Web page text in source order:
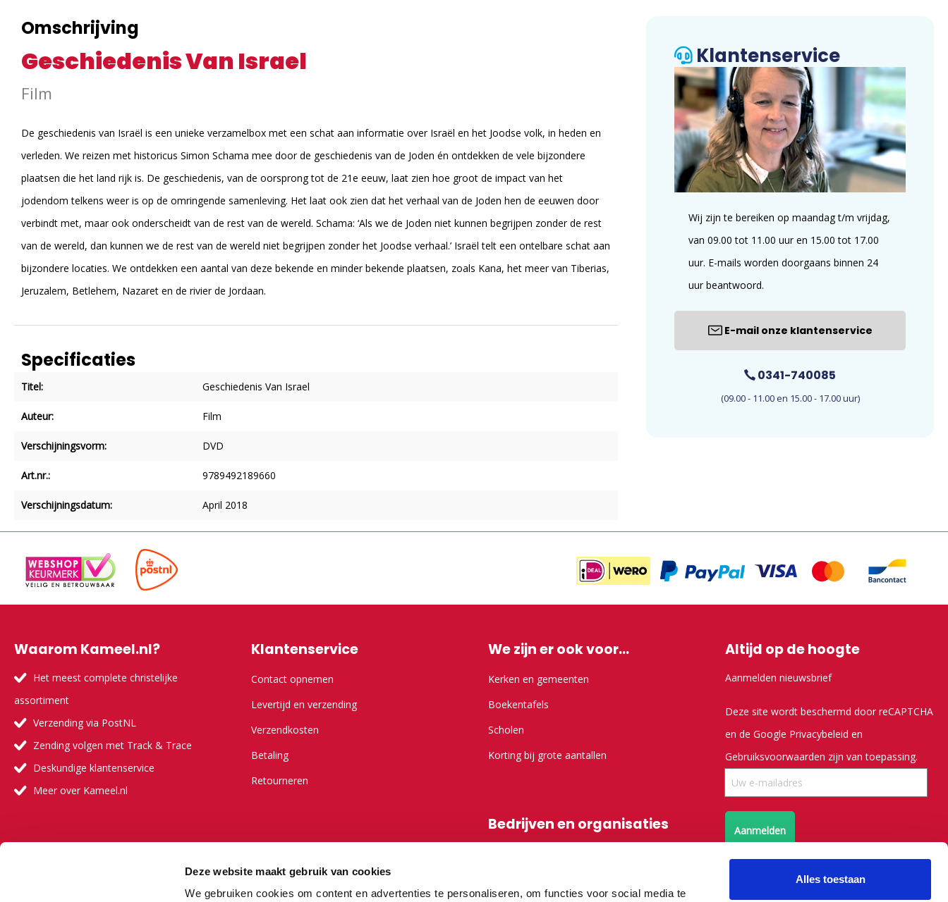
Deze website maakt gebruik van cookies
We gebruiken cookies om content en advertenties te personaliseren, om functies voor social media te
Alles toestaan
Omschrijving
Geschiedenis Van Israel
Film
De geschiedenis van Israël is een unieke verzamelbox met een schat aan informatie over Israël en het Joodse volk, in heden en
verleden. We reizen met historicus Simon Schama mee door de geschiedenis van de Joden én ontdekken de vele bijzondere
plaatsen die het land rijk is. De geschiedenis, van de oorsprong tot de 21e eeuw, laat zien hoe groot de impact van het
jodendom telkens weer is op de omringende samenleving. Het laat ook zien dat het verhaal van de Joden hen de eeuwen door
verbindt met, maar ook onderscheidt van de rest van de wereld. Schama: ‘Als we de Joden niet kunnen begrijpen zonder de rest
van de wereld, dan kunnen we de rest van de wereld niet begrijpen zonder het Joodse verhaal.’ Israël telt een ontelbare schat aan
bijzondere locaties. We ontdekken een aantal van deze bekende en minder bekende plaatsen, zoals Kana, het meer van Tiberias,
Jeruzalem, Betlehem, Nazaret en de rivier de Jordaan.
Specificaties
Titel: Geschiedenis Van Israel
Auteur: Film
Verschijningsvorm: DVD
Art.nr.: 9789492189660
Verschijningsdatum: April 2018
Klantenservice
Wij zijn te bereiken op maandag t/m vrijdag,
van 09.00 tot 11.00 uur en 15.00 tot 17.00
uur. E-mails worden doorgaans binnen 24
uur beantwoord.
E-mail onze klantenservice
0341-740085
(09.00 - 11.00 en 15.00 - 17.00 uur)
Waarom Kameel.nl?
Het meest complete christelijke
assortiment
Verzending via PostNL
Zending volgen met Track & Trace
Deskundige klantenservice
Meer over Kameel.nl
Klantenservice
Contact opnemen
Levertijd en verzending
Verzendkosten
Betaling
Retourneren
Onze visie
We zijn er ook voor...
Kerken en gemeenten
Boekentafels
Scholen
Korting bij grote aantallen
Bedrijven en organisaties
Altijd op de hoogte
Aanmelden nieuwsbrief
Deze site wordt beschermd door reCAPTCHA
en de Google Privacybeleid en
Gebruiksvoorwaarden zijn van toepassing.
Aanmelden
Volg ons op X